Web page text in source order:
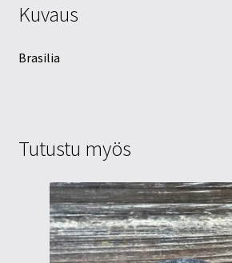
Kuvaus
Brasilia
Tutustu myös